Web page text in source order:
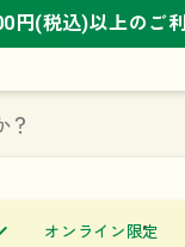
円(税込)以上のご
円(税込)以上のご
円(税込)以上のご
オンライン限定